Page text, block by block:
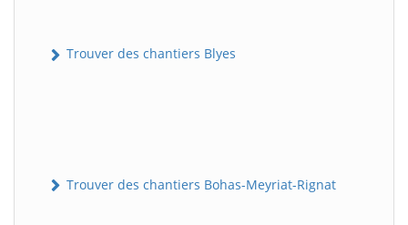
Trouver des chantiers Blyes
Trouver des chantiers Bohas-Meyriat-Rignat